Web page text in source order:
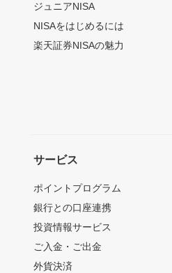
ジュニアNISA
NISAをはじめるには
楽天証券NISAの魅力
サービス
ポイントプログラム
銀行との口座連携
投資情報サービス
ご入金・ご出金
外貨決済